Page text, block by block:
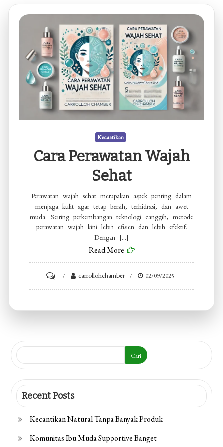
Kecantikan
Cara Perawatan Wajah
Sehat
Perawatan wajah sehat merupakan aspek penting dalam
menjaga kulit agar tetap bersih, terhidrasi, dan awet
muda. Seiring perkembangan teknologi canggih, metode
perawatan wajah kini lebih efisien dan lebih efektif.
Dengan […]
Read More
Cara
carrollohchamber 02/09/2025
Cari
Recent Posts
Kecantikan Natural Tanpa Banyak Produk
Komunitas Ibu Muda Supportive Banget